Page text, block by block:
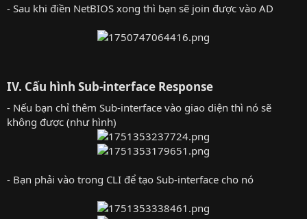
- Sau khi điền NetBIOS xong thì bạn sẽ join được vào AD
IV. Cấu hình Sub-interface Response​
- Nếu bạn chỉ thêm Sub-interface vào giao diện thì nó sẽ
không được (như hình)
- Bạn phải vào trong CLI để tạo Sub-interface cho nó